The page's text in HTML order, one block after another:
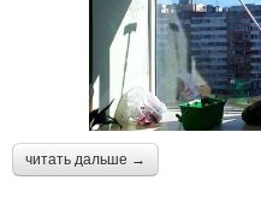
читать дальше →